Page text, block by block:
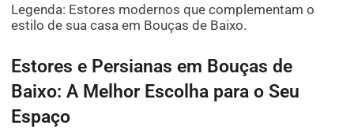
Legenda: Estores modernos que complementam o
estilo de sua casa em Bouças de Baixo.
Estores e Persianas em Bouças de
Baixo: A Melhor Escolha para o Seu
Espaço